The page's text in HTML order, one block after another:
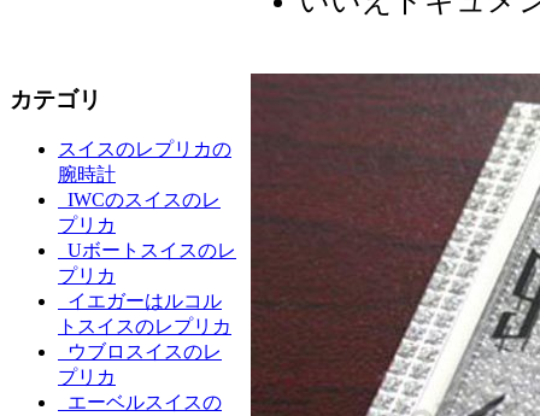
カテゴリ
スイスのレプリカの
腕時計
IWCのスイスのレ
プリカ
Uボートスイスのレ
プリカ
イエガーはルコル
トスイスのレプリカ
ウブロスイスのレ
プリカ
エーベルスイスの